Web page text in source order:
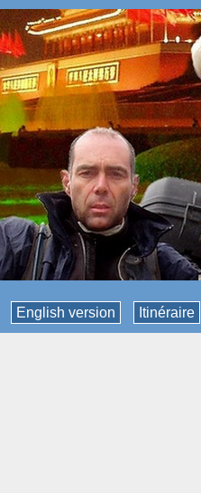
English version Itinéraire